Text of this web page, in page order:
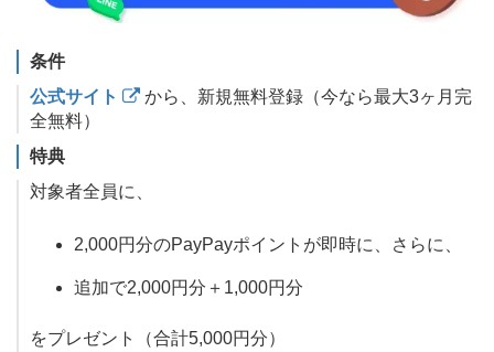
条件
公式サイト
から、新規無料登録（今なら最大3ヶ月完
全無料）
特典
対象者全員に、
2,000円分のPayPayポイントが即時に、さらに、
追加で2,000円分＋1,000円分
をプレゼント（合計5,000円分）